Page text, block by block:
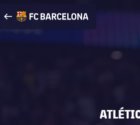
Visita FCBarcelona.es
arrow-right
fcbarcelona-with-name